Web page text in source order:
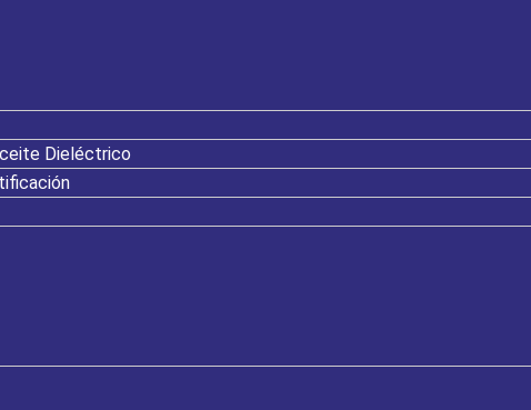
Dieléctrico